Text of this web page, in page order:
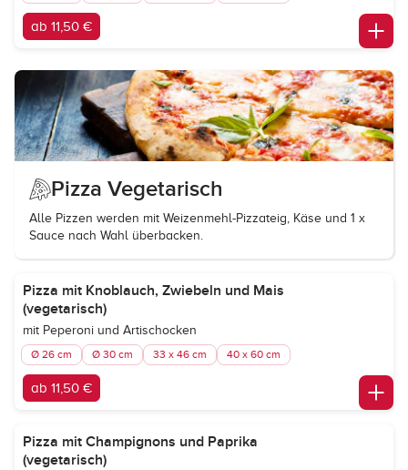
ab 11,50 €
Pizza Vegetarisch
Alle Pizzen werden mit Weizenmehl-Pizzateig, Käse und 1 x
Sauce nach Wahl überbacken.
Pizza mit Knoblauch, Zwiebeln und Mais
(vegetarisch)
mit Peperoni und Artischocken
Ø 26 cm Ø 30 cm 33 x 46 cm 40 x 60 cm
ab 11,50 €
Pizza mit Champignons und Paprika
(vegetarisch)